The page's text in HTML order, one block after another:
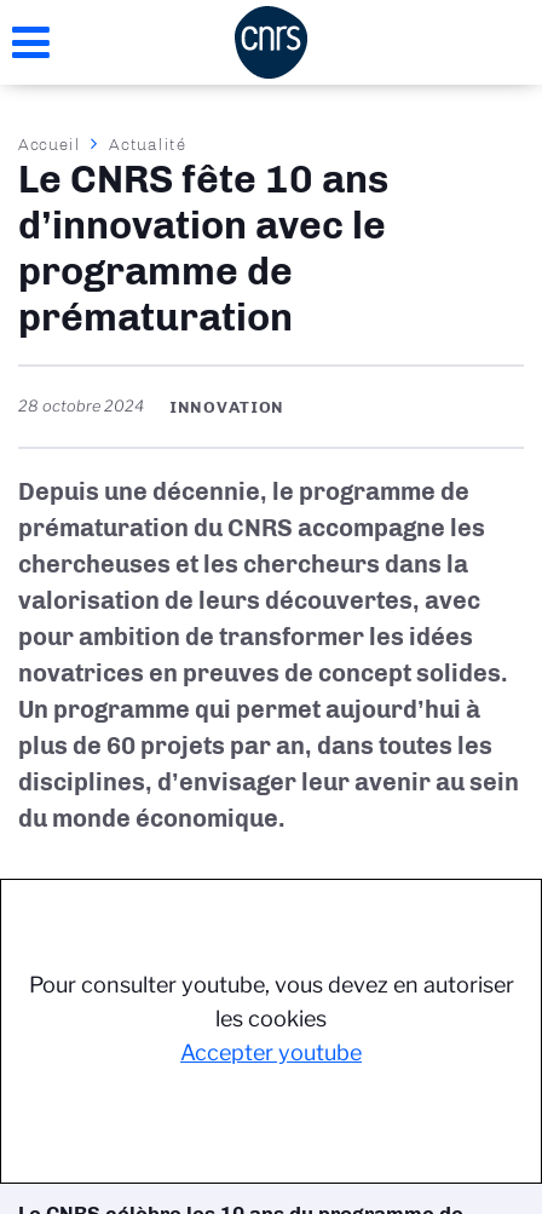
au
Fil
d'Ariane
Accueil Actualité
Le CNRS fête 10 ans
d’innovation avec le
programme de
prématuration
28 octobre 2024 INNOVATION
Depuis une décennie, le programme de
prématuration du CNRS accompagne les
chercheuses et les chercheurs dans la
valorisation de leurs découvertes, avec
pour ambition de transformer les idées
novatrices en preuves de concept solides.
Un programme qui permet aujourd’hui à
plus de 60 projets par an, dans toutes les
disciplines, d’envisager leur avenir au sein
du monde économique.
Pour consulter youtube, vous devez en autoriser
les cookies
Accepter youtube